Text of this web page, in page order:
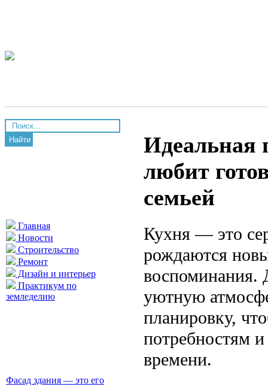
Найти
Главная
Новости
Строительство
Ремонт
Дизайн и интерьер
Практикум по
земледелию
Фасад здания — это его
Идеальная
любит
семьей
Кухня — это
рождаются
воспоминания.
уютную
планировку,
потребностям
времени.